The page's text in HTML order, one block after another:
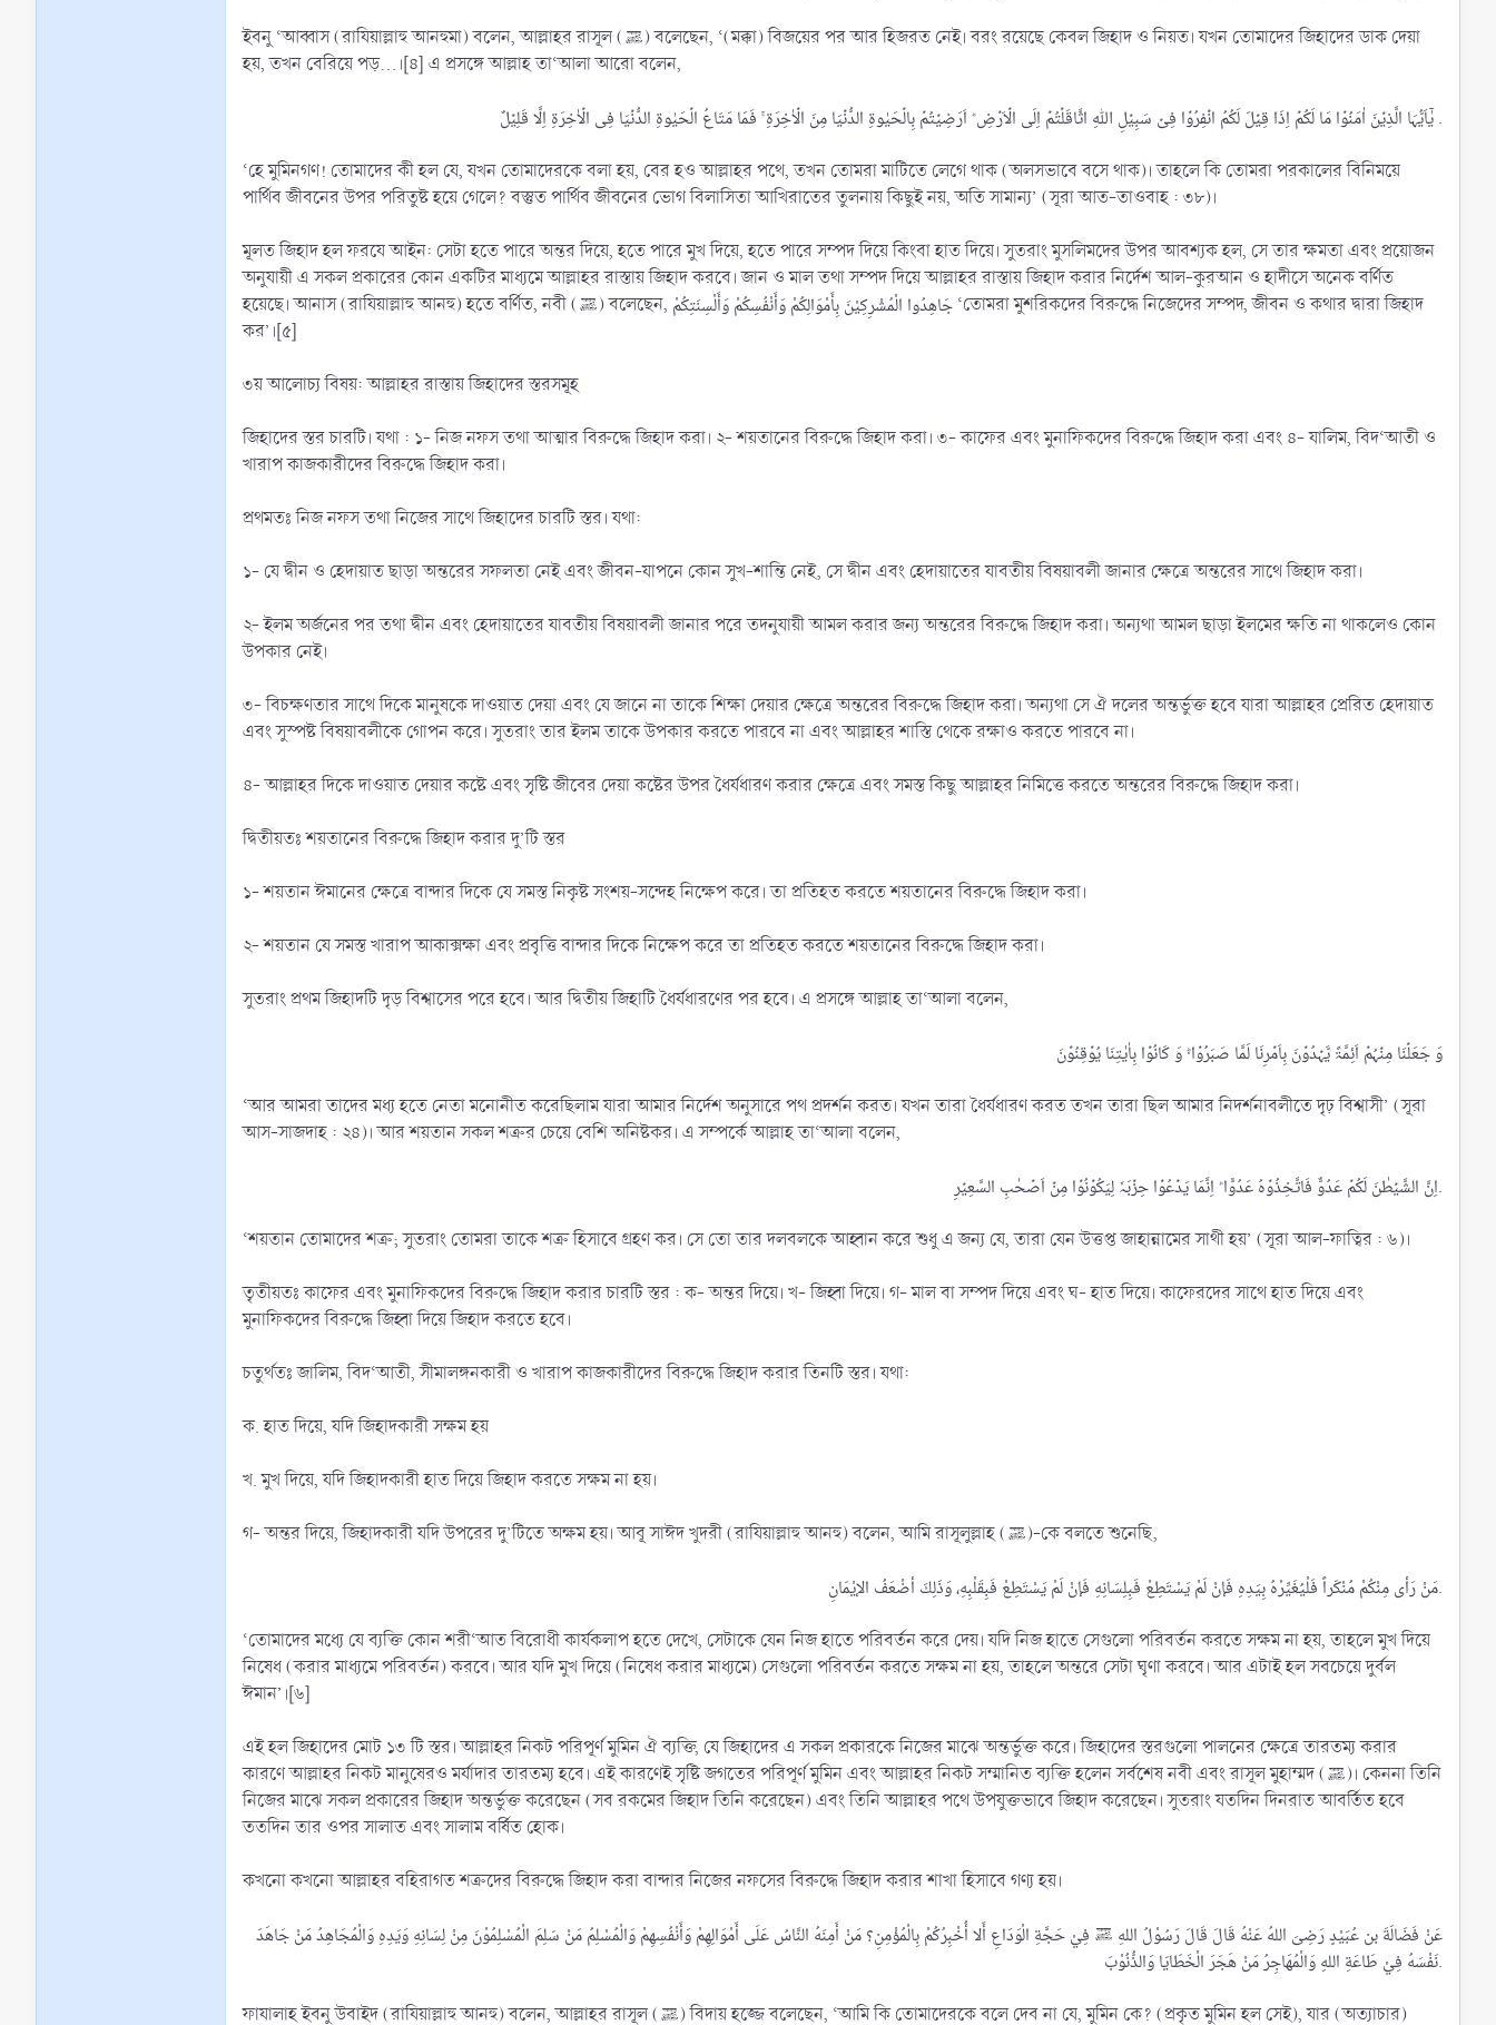
ইবনু ‘আব্বাস (রাযিয়াল্লাহু আনহুমা) বলেন, আল্লাহর রাসূল (ﷺ) বলেছেন, ‘(মক্কা) বিজয়ের পর আর হিজরত নেই। বরং রয়েছে কেবল জিহাদ ও নিয়ত। যখন তোমাদের জিহাদের ডাক দেয়া
হয়, তখন বেরিয়ে পড়...।[৪] এ প্রসঙ্গে আল্লাহ তা‘আলা আরো বলেন,
یٰۤاَیُّہَا الَّذِیۡنَ اٰمَنُوۡا مَا لَکُمۡ اِذَا قِیۡلَ لَکُمُ انۡفِرُوۡا فِیۡ سَبِیۡلِ اللّٰہِ اثَّاقَلۡتُمۡ اِلَی الۡاَرۡضِ ؕ اَرَضِیۡتُمۡ بِالۡحَیٰوۃِ الدُّنۡیَا مِنَ الۡاٰخِرَۃِ ۚ فَمَا مَتَاعُ الۡحَیٰوۃِ الدُّنۡیَا فِی الۡاٰخِرَۃِ اِلَّا قَلِیۡلٌ .​
‘হে মুমিনগণ! তোমাদের কী হল যে, যখন তোমাদেরকে বলা হয়, বের হও আল্লাহর পথে, তখন তোমরা মাটিতে লেগে থাক (অলসভাবে বসে থাক)। তাহলে কি তোমরা পরকালের বিনিময়ে
পার্থিব জীবনের উপর পরিতুষ্ট হয়ে গেলে? বস্তুত পার্থিব জীবনের ভোগ বিলাসিতা আখিরাতের তুলনায় কিছুই নয়, অতি সামান্য’ (সূরা আত-তাওবাহ : ৩৮)।
মূলত জিহাদ হল ফরযে আইন: সেটা হতে পারে অন্তর দিয়ে, হতে পারে মুখ দিয়ে, হতে পারে সম্পদ দিয়ে কিংবা হাত দিয়ে। সুতরাং মুসলিমদের উপর আবশ্যক হল, সে তার ক্ষমতা এবং প্রয়োজন
অনুযায়ী এ সকল প্রকারের কোন একটির মাধ্যমে আল্লাহর রাস্তায় জিহাদ করবে। জান ও মাল তথা সম্পদ দিয়ে আল্লাহর রাস্তায় জিহাদ করার নির্দেশ আল-কুরআন ও হাদীসে অনেক বর্ণিত
হয়েছে। আনাস (রাযিয়াল্লাহু আনহু) হতে বর্ণিত, নবী (ﷺ) বলেছেন, جَاهِدُوا الْمُشْرِكِيْنَ بِأَمْوَالِكُمْ وَأَنْفُسِكُمْ وَأَلْسِنَتِكُمْ ‘তোমরা মুশরিকদের বিরুদ্ধে নিজেদের সম্পদ, জীবন ও কথার দ্বারা জিহাদ
কর’।[৫]
৩য় আলোচ্য বিষয়: আল্লাহর রাস্তায় জিহাদের স্তরসমূহ
জিহাদের স্তর চারটি। যথা : ১- নিজ নফস তথা আত্মার বিরুদ্ধে জিহাদ করা। ২- শয়তানের বিরুদ্ধে জিহাদ করা। ৩- কাফের এবং মুনাফিকদের বিরুদ্ধে জিহাদ করা এবং ৪- যালিম, বিদ‘আতী ও
খারাপ কাজকারীদের বিরুদ্ধে জিহাদ করা।
প্রথমতঃ নিজ নফস তথা নিজের সাথে জিহাদের চারটি স্তর। যথা:
১- যে দ্বীন ও হেদায়াত ছাড়া অন্তরের সফলতা নেই এবং জীবন-যাপনে কোন সুখ-শান্তি নেই, সে দ্বীন এবং হেদায়াতের যাবতীয় বিষয়াবলী জানার ক্ষেত্রে অন্তরের সাথে জিহাদ করা।
২- ইলম অর্জনের পর তথা দ্বীন এবং হেদায়াতের যাবতীয় বিষয়াবলী জানার পরে তদনুযায়ী আমল করার জন্য অন্তরের বিরুদ্ধে জিহাদ করা। অন্যথা আমল ছাড়া ইলমের ক্ষতি না থাকলেও কোন
উপকার নেই।
৩- বিচক্ষণতার সাথে দিকে মানুষকে দাওয়াত দেয়া এবং যে জানে না তাকে শিক্ষা দেয়ার ক্ষেত্রে অন্তরের বিরুদ্ধে জিহাদ করা। অন্যথা সে ঐ দলের অন্তর্ভুক্ত হবে যারা আল্লাহর প্রেরিত হেদায়াত
এবং সুস্পষ্ট বিষয়াবলীকে গোপন করে। সুতরাং তার ইলম তাকে উপকার করতে পারবে না এবং আল্লাহর শাস্তি থেকে রক্ষাও করতে পারবে না।
৪- আল্লাহর দিকে দাওয়াত দেয়ার কষ্টে এবং সৃষ্টি জীবের দেয়া কষ্টের উপর ধৈর্যধারণ করার ক্ষেত্রে এবং সমস্ত কিছু আল্লাহর নিমিত্তে করতে অন্তরের বিরুদ্ধে জিহাদ করা।
দ্বিতীয়তঃ শয়তানের বিরুদ্ধে জিহাদ করার দু’টি স্তর
১- শয়তান ঈমানের ক্ষেত্রে বান্দার দিকে যে সমস্ত নিকৃষ্ট সংশয়-সন্দেহ নিক্ষেপ করে। তা প্রতিহত করতে শয়তানের বিরুদ্ধে জিহাদ করা।
২- শয়তান যে সমস্ত খারাপ আকাক্সক্ষা এবং প্রবৃত্তি বান্দার দিকে নিক্ষেপ করে তা প্রতিহত করতে শয়তানের বিরুদ্ধে জিহাদ করা।
সুতরাং প্রথম জিহাদটি দৃড় বিশ্বাসের পরে হবে। আর দ্বিতীয় জিহাটি ধৈর্যধারণের পর হবে। এ প্রসঙ্গে আল্লাহ তা‘আলা বলেন,
‘আর আমরা তাদের মধ্য হতে নেতা মনোনীত করেছিলাম যারা আমার নির্দেশ অনুসারে পথ প্রদর্শন করত। যখন তারা ধৈর্যধারণ করত তখন তারা ছিল আমার নিদর্শনাবলীতে দৃঢ় বিশ্বাসী’ (সূরা
আস-সাজদাহ : ২৪)। আর শয়তান সকল শত্রুর চেয়ে বেশি অনিষ্টকর। এ সম্পর্কে আল্লাহ তা‘আলা বলেন,
اِنَّ الشَّیۡطٰنَ لَکُمۡ عَدُوٌّ فَاتَّخِذُوۡہُ عَدُوًّا ؕ اِنَّمَا یَدۡعُوۡا حِزۡبَہٗ لِیَکُوۡنُوۡا مِنۡ اَصۡحٰبِ السَّعِیۡرِ.​
‘শয়তান তোমাদের শত্রু; সুতরাং তোমরা তাকে শত্রু হিসাবে গ্রহণ কর। সে তো তার দলবলকে আহ্বান করে শুধু এ জন্য যে, তারা যেন উত্তপ্ত জাহান্নামের সাথী হয়’ (সূরা আল-ফাত্বির : ৬)।
তৃতীয়তঃ কাফের এবং মুনাফিকদের বিরুদ্ধে জিহাদ করার চারটি স্তর : ক- অন্তর দিয়ে। খ- জিহ্বা দিয়ে। গ- মাল বা সম্পদ দিয়ে এবং ঘ- হাত দিয়ে। কাফেরদের সাথে হাত দিয়ে এবং
মুনাফিকদের বিরুদ্ধে জিহ্বা দিয়ে জিহাদ করতে হবে।
চতুর্থতঃ জালিম, বিদ‘আতী, সীমালঙ্গনকারী ও খারাপ কাজকারীদের বিরুদ্ধে জিহাদ করার তিনটি স্তর। যথা:
ক. হাত দিয়ে, যদি জিহাদকারী সক্ষম হয়
খ. মুখ দিয়ে, যদি জিহাদকারী হাত দিয়ে জিহাদ করতে সক্ষম না হয়।
গ- অন্তর দিয়ে, জিহাদকারী যদি উপরের দু’টিতে অক্ষম হয়। আবূ সাঈদ খুদরী (রাযিয়াল্লাহু আনহু) বলেন, আমি রাসূলুল্লাহ (ﷺ)-কে বলতে শুনেছি,
مَنْ رَأى مِنْكُمْ مُنْكَراً فَلْيُغَيِّرْهُ بِيَدِهِ فَإنْ لَمْ يَسْتَطِعْ فَبِلِسَانِهِ فَإنْ لَمْ يَسْتَطِعْ فَبِقَلْبِهِ، وَذَلِكَ أضْعَفُ الإيْمَانِ.​
‘তোমাদের মধ্যে যে ব্যক্তি কোন শরী‘আত বিরোধী কার্যকলাপ হতে দেখে, সেটাকে যেন নিজ হাতে পরিবর্তন করে দেয়। যদি নিজ হাতে সেগুলো পরিবর্তন করতে সক্ষম না হয়, তাহলে মুখ দিয়ে
নিষেধ (করার মাধ্যমে পরিবর্তন) করবে। আর যদি মুখ দিয়ে (নিষেধ করার মাধ্যমে) সেগুলো পরিবর্তন করতে সক্ষম না হয়, তাহলে অন্তরে সেটা ঘৃণা করবে। আর এটাই হল সবচেয়ে দুর্বল
ঈমান’।[৬]
এই হল জিহাদের মোট ১৩ টি স্তর। আল্লাহর নিকট পরিপূর্ণ মুমিন ঐ ব্যক্তি, যে জিহাদের এ সকল প্রকারকে নিজের মাঝে অন্তর্ভুক্ত করে। জিহাদের স্তরগুলো পালনের ক্ষেত্রে তারতম্য করার
কারণে আল্লাহর নিকট মানুষেরও মর্যাদার তারতম্য হবে। এই কারণেই সৃষ্টি জগতের পরিপূর্ণ মুমিন এবং আল্লাহর নিকট সম্মানিত ব্যক্তি হলেন সর্বশেষ নবী এবং রাসূল মুহাম্মদ (ﷺ)। কেননা তিনি
নিজের মাঝে সকল প্রকারের জিহাদ অন্তর্ভুক্ত করেছেন (সব রকমের জিহাদ তিনি করেছেন) এবং তিনি আল্লাহর পথে উপযুক্তভাবে জিহাদ করেছেন। সুতরাং যতদিন দিনরাত আবর্তিত হবে
ততদিন তার ওপর সালাত এবং সালাম বর্ষিত হোক।
কখনো কখনো আল্লাহর বহিরাগত শত্রুদের বিরুদ্ধে জিহাদ করা বান্দার নিজের নফসের বিরুদ্ধে জিহাদ করার শাখা হিসাবে গণ্য হয়।
عَنْ فَضَالَةَ بن عُبَيْدٍ رَضِىَ اللهُ عَنْهُ قَالَ قَالَ رَسُوْلُ اللهِ ﷺ فِيْ حَجَّةِ الْوَدَاعِ أَلا أُخْبِرُكُمْ بِالْمُؤْمِنِ؟ مَنْ أَمِنَهُ النَّاسُ عَلَى أَمْوَالِهِمْ وَأَنْفُسِهِمْ وَالْمُسْلِمُ مَنْ سَلِمَ الْمُسْلِمُوْنَ مِنْ لِسَانِهِ وَيَدِهِ وَالْمُجَاهِدُ مَنْ جَاهَدَ
نَفْسَهُ فِيْ طَاعَةِ اللهِ وَالْمُهَاجِرُ مَنْ هَجَرَ الْخَطَايَا وَالذُّنُوْبَ.​
ফাযালাহ ইবনু উবাইদ (রাযিয়াল্লাহু আনহু) বলেন, আল্লাহর রাসূল (ﷺ) বিদায় হজ্জে বলেছেন, ‘আমি কি তোমাদেরকে বলে দেব না যে, মুমিন কে? (প্রকৃত মুমিন হল সেই), যার (অত্যাচার)